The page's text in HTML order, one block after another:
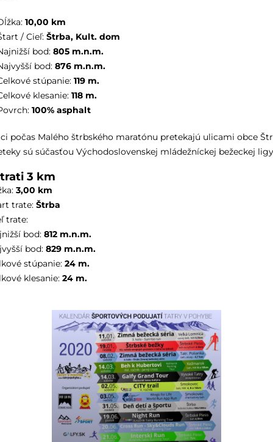
10,00 km
/ Cieľ: Štrba, Kult. dom
bod: 805 m.n.m.
bod: 876 m.n.m.
stúpanie: 119 m.
klesanie: 118 m.
100% asphalt
počas Malého štrbského maratónu pretekajú ulicami obce
sú súčasťou Východoslovenskej mládežníckej bežeckej
3 km
3,00 km
trate: Štrba
trate:
bod: 812 m.n.m.
bod: 829 m.n.m.
stúpanie: 24 m.
klesanie: 24 m.